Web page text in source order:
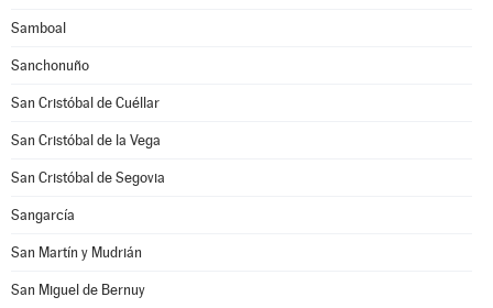
Samboal
Sanchonuño
San Cristóbal de Cuéllar
San Cristóbal de la Vega
San Cristóbal de Segovia
Sangarcía
San Martín y Mudrián
San Miguel de Bernuy